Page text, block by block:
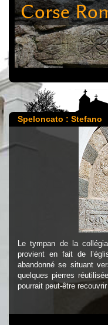
Corse
Speloncato : Stefano
Le tympan de la
provient en fait de
abandonné se situant
quelques pierres
pourrait peut-être